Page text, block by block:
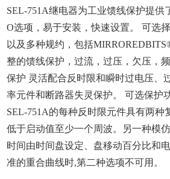
SEL-751A继电器为工业馈线保护提供
O选项，易于安装，快速设置。 可选
以及多种规约，包括
整的馈线保护，过流，过压，欠压，
保护 灵活配合反时限和瞬时过电压、
率元件和断路器失灵保护。 可选保护
SEL-751A的每种反时限元件具有两种
低于启动值至少一个周波。另一种模
时间由时间盘设定、盘移动百分比和
准的重合曲线时,第二种选项不可用。